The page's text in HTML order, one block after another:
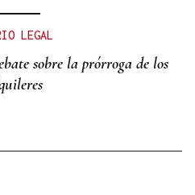
LEGAL
sobre la prórroga de los